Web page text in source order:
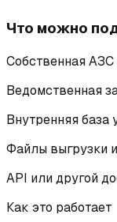
Что можно
Собственная АЗС
Ведомственная
Внутренняя база
Файлы выгрузки
API или другой
Как это работает